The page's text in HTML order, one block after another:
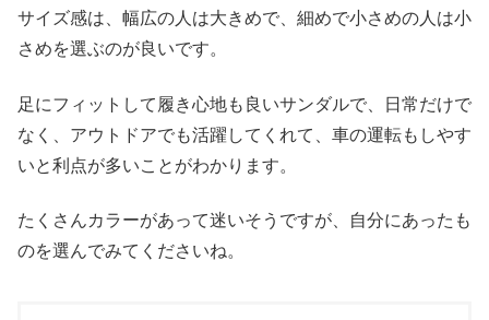
サイズ感は、幅広の人は大きめで、細めで小さめの人は小
さめを選ぶのが良いです。
足にフィットして履き心地も良いサンダルで、日常だけで
なく、アウトドアでも活躍してくれて、車の運転もしやす
いと利点が多いことがわかります。
たくさんカラーがあって迷いそうですが、自分にあったも
のを選んでみてくださいね。